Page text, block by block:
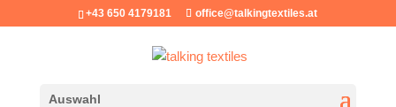
+43 650 4179181 office@talkingtextiles.at
Auswahl